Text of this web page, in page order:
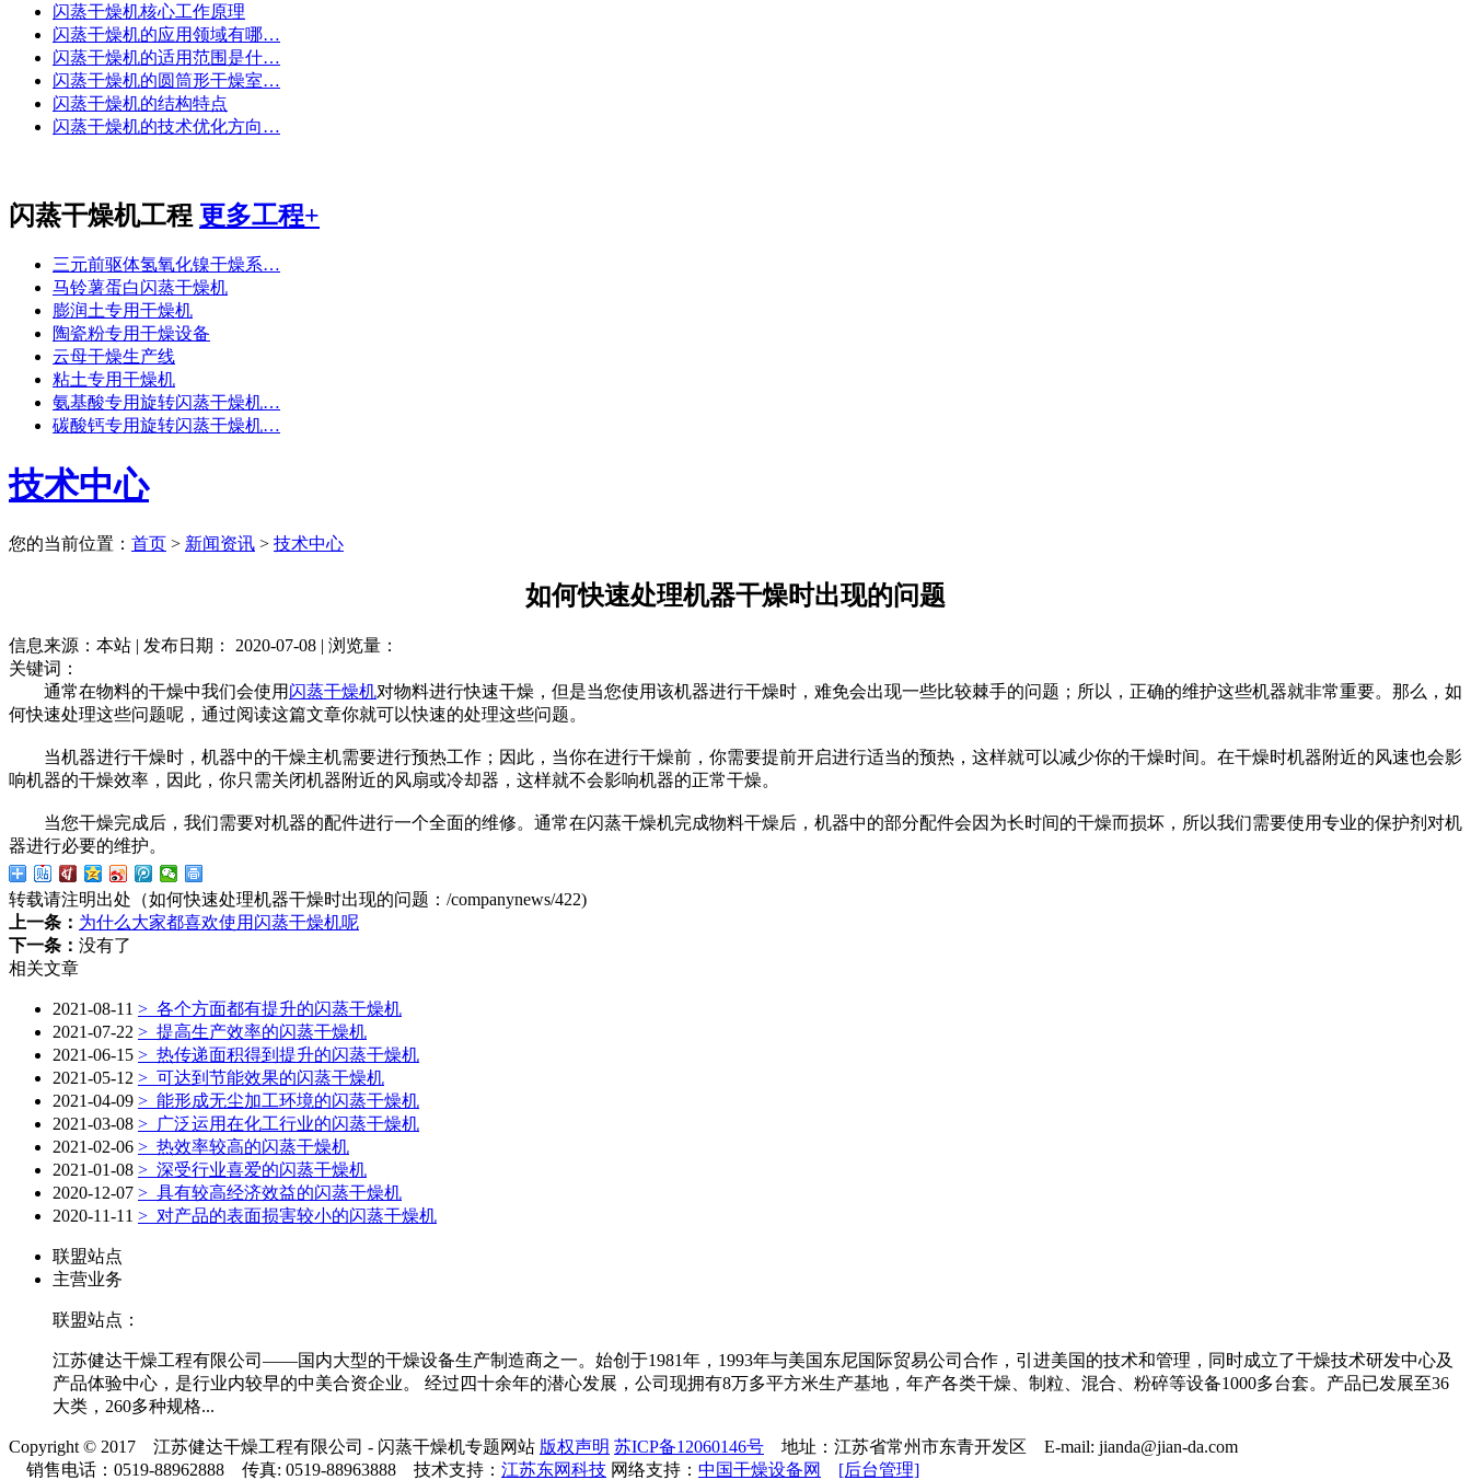
闪蒸干燥机核心工作原理
闪蒸干燥机的应用领域有哪…
闪蒸干燥机的适用范围是什…
闪蒸干燥机的圆筒形干燥室…
闪蒸干燥机的结构特点
闪蒸干燥机的技术优化方向…
闪蒸干燥机工程 更多工程+
三元前驱体氢氧化镍干燥系…
马铃薯蛋白闪蒸干燥机
膨润土专用干燥机
陶瓷粉专用干燥设备
云母干燥生产线
粘土专用干燥机
氨基酸专用旋转闪蒸干燥机…
碳酸钙专用旋转闪蒸干燥机…
技术中心
您的当前位置： 首页 > 新闻资讯 > 技术中心
如何快速处理机器干燥时出现的问题
信息来源：本站 | 发布日期： 2020-07-08 | 浏览量：
关键词：
通常在物料的干燥中我们会使用 闪蒸干燥机对物料进行快速干燥，但是当您使用该机器进行干燥时，难免会出现一些比较棘手的问题；所以，正确的维护这些机器就非常重要。那么，如
何快速处理这些问题呢，通过阅读这篇文章你就可以快速的处理这些问题。
当机器进行干燥时，机器中的干燥主机需要进行预热工作；因此，当你在进行干燥前，你需要提前开启进行适当的预热，这样就可以减少你的干燥时间。在干燥时机器附近的风速也会影
响机器的干燥效率，因此，你只需关闭机器附近的风扇或冷却器，这样就不会影响机器的正常干燥。
当您干燥完成后，我们需要对机器的配件进行一个全面的维修。通常在闪蒸干燥机完成物料干燥后，机器中的部分配件会因为长时间的干燥而损坏，所以我们需要使用专业的保护剂对机
器进行必要的维护。
转载请注明出处（如何快速处理机器干燥时出现的问题： /companynews/422)
上一条： 为什么大家都喜欢使用闪蒸干燥机呢
下一条： 没有了
相关文章
2021-08-11 > 各个方面都有提升的闪蒸干燥机
2021-07-22 > 提高生产效率的闪蒸干燥机
2021-06-15 > 热传递面积得到提升的闪蒸干燥机
2021-05-12 > 可达到节能效果的闪蒸干燥机
2021-04-09 > 能形成无尘加工环境的闪蒸干燥机
2021-03-08 > 广泛运用在化工行业的闪蒸干燥机
2021-02-06 > 热效率较高的闪蒸干燥机
2021-01-08 > 深受行业喜爱的闪蒸干燥机
2020-12-07 > 具有较高经济效益的闪蒸干燥机
2020-11-11 > 对产品的表面损害较小的闪蒸干燥机
联盟站点
主营业务
联盟站点：
江苏健达干燥工程有限公司——国内大型的干燥设备生产制造商之一。始创于1981年，1993年与美国东尼国际贸易公司合作，引进美国的技术和管理，同时成立了干燥技术研发中心及
产品体验中心，是行业内较早的中美合资企业。 经过四十余年的潜心发展，公司现拥有8万多平方米生产基地，年产各类干燥、制粒、混合、粉碎等设备1000多台套。产品已发展至36
大类，260多种规格...
Copyright © 2017 江苏健达干燥工程有限公司 - 闪蒸干燥机专题网站 版权声明 苏ICP备12060146号 地址：江苏省常州市东青开发区 E-mail: jianda@jian-da.com
销售电话：0519-88962888 传真: 0519-88963888 技术支持： 江苏东网科技 网络支持： 中国干燥设备网 [后台管理]